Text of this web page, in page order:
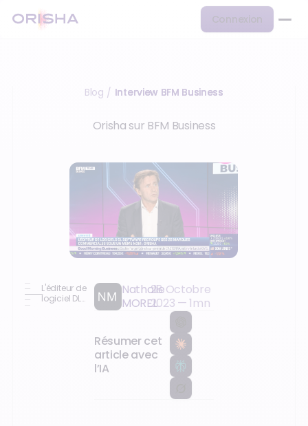
Connexion
Blog / Interview BFM Business
Orisha sur BFM Business
L'éditeur de
logiciel DL
commerciales
Nathalie
MOREL
28 Octobre
2023 —1mn
Résumer cet
article avec
l’IA